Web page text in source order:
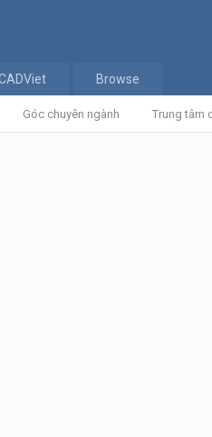
Góc chuyên ngành Trung tâm
Browse